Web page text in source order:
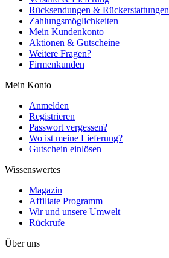
Rücksendungen & Rückerstattungen
Zahlungsmöglichkeiten
Mein Kundenkonto
Aktionen & Gutscheine
Weitere Fragen?
Firmenkunden
Mein Konto
Anmelden
Registrieren
Passwort vergessen?
Wo ist meine Lieferung?
Gutschein einlösen
Wissenswertes
Magazin
Affiliate Programm
Wir und unsere Umwelt
Rückrufe
Über uns